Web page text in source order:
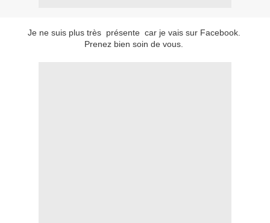
Je ne suis plus très présente car je vais sur Facebook.
Prenez bien soin de vous.